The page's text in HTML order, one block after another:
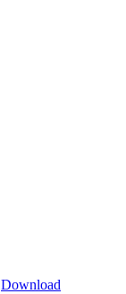
Download